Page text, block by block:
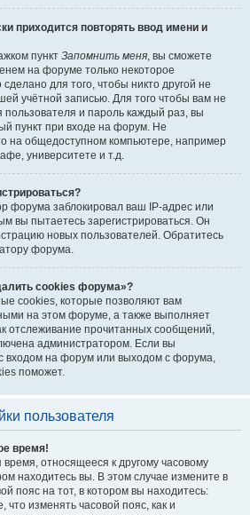
приходится повторять ввод имени и
пункт Запомнить меня, вы сможете
на форуме только некоторое
для того, чтобы никто другой не
учётной записью. Для того чтобы вам не
пользователя и пароль каждый раз, вы
пункт при входе на форум. Не
на общедоступном компьютере, например
университете и т.д.
форума заблокировал ваш IP-адрес или
вы пытаетесь зарегистрироваться. Он
новых пользователей. Обратитесь
форума.
cookies форума»?
cookies, которые позволяют вам
на этом форуме, а также выполняет
отслеживание прочитанных сообщений,
администратором. Если вы
входом на форум или выходом с форума,
поможет.
пользователя
время!
относящееся к другому часовому
находитесь вы. В этом случае измените в
пояс на тот, в котором вы находитесь:
что изменять часовой пояс, как и